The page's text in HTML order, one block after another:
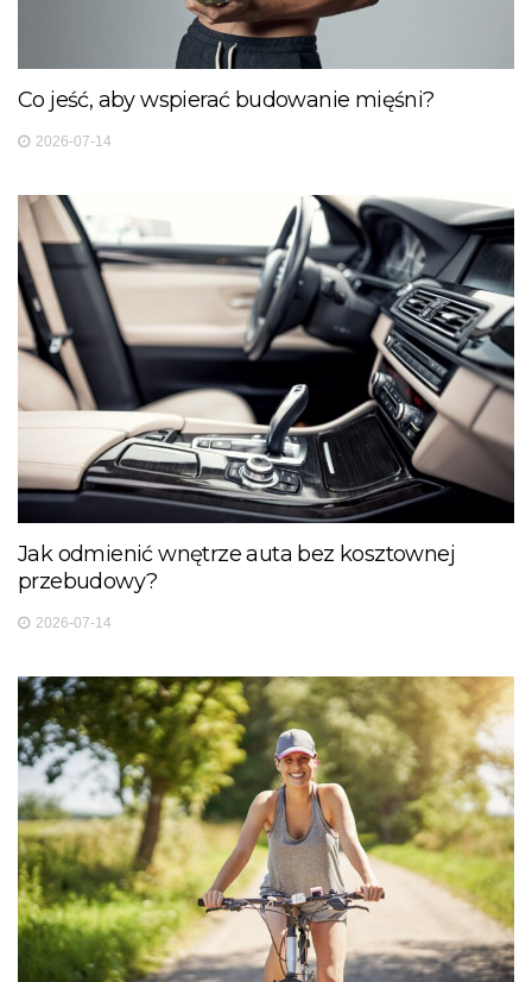
Co jeść, aby wspierać budowanie mięśni?
2026-07-14
Jak odmienić wnętrze auta bez kosztownej
przebudowy?
2026-07-14